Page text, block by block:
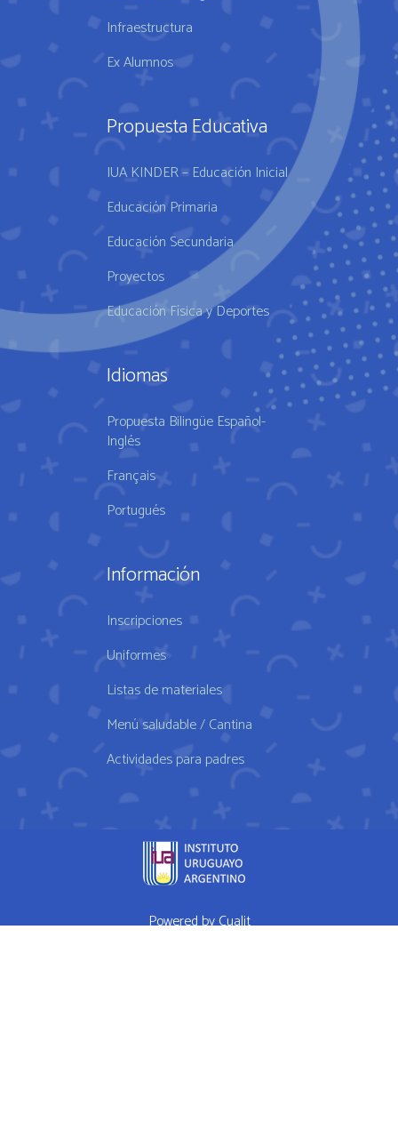
Infraestructura
Ex Alumnos
Propuesta Educativa
IUA KINDER – Educación Inicial
Educación Primaria
Educación Secundaria
Proyectos
Educación Física y Deportes
Idiomas
Propuesta Bilingüe Español-
Inglés
Français
Portugués
Información
Inscripciones
Uniformes
Listas de materiales
Menú saludable / Cantina
Actividades para padres
Powered byCualit